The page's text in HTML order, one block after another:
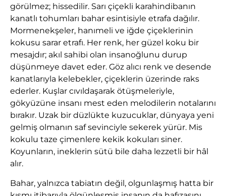
görülmez; hissedilir. Sarı çiçekli karahindibanın
kanatlı tohumları bahar esintisiyle etrafa dağılır.
Mormenekşeler, hanımeli ve iğde çiçeklerinin
kokusu sarar etrafı. Her renk, her güzel koku bir
mesajdır; akıl sahibi olan insanoğlunu durup
düşünmeye davet eder. Göz alıcı renk ve desende
kanatlarıyla kelebekler, çiçeklerin üzerinde raks
ederler. Kuşlar cıvıldaşarak ötüşmeleriyle,
gökyüzüne insanı mest eden melodilerin notalarını
bırakır. Uzak bir düzlükte kuzucuklar, dünyaya yeni
gelmiş olmanın saf sevinciyle sekerek yürür. Mis
kokulu taze çimenlere kekik kokuları siner.
Koyunların, ineklerin sütü bile daha lezzetli bir hâl
alır.
Bahar, yalnızca tabiatın değil, olgunlaşmış hatta bir